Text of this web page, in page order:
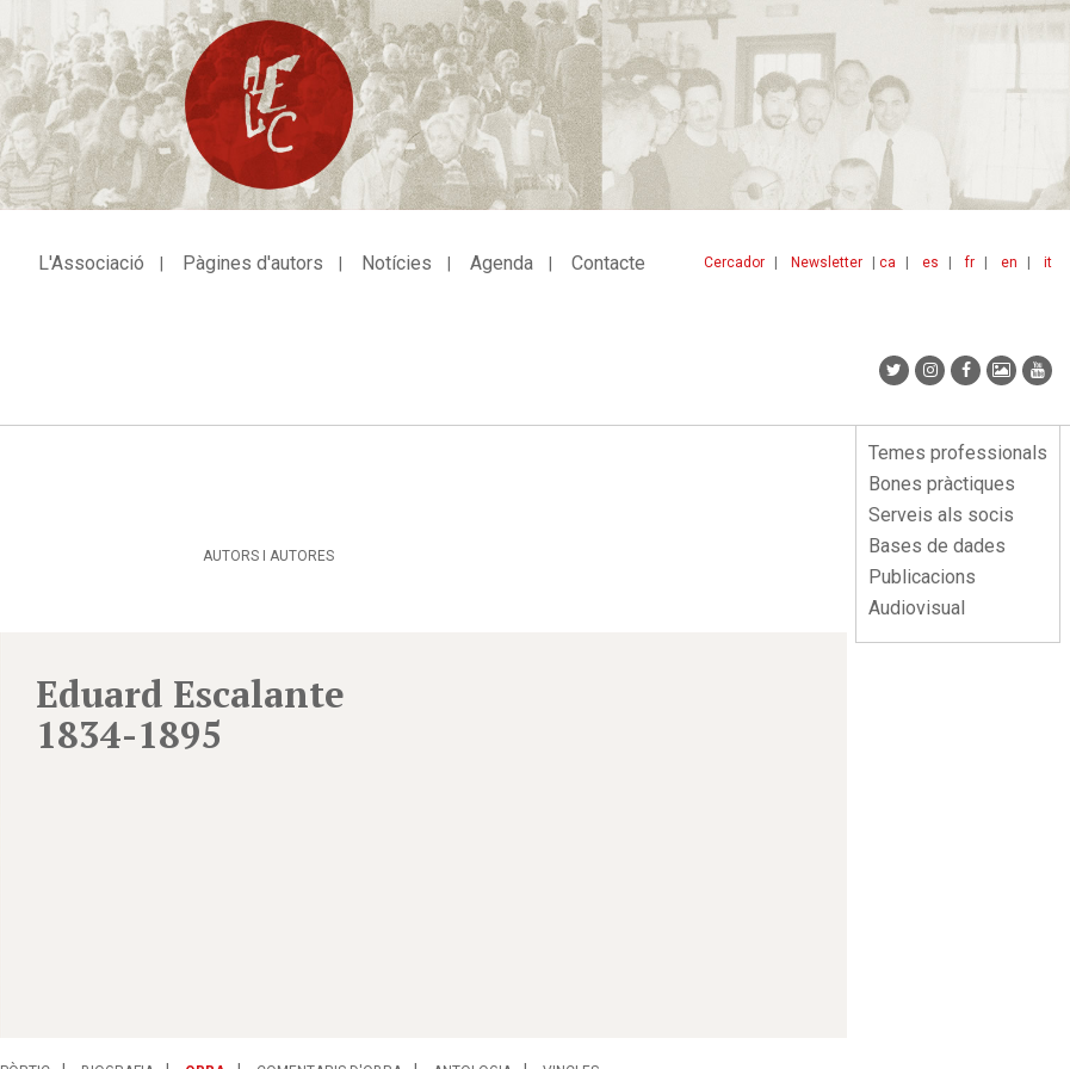
ca es fr en it
Cercador Newsletter
L'Associació Pàgines d'autors Notícies Agenda Contacte
Menu
lateral
Temes professionals
Bones pràctiques
Serveis als socis
Bases de dades
Publicacions
Audiovisual
AUTORS I AUTORES
Eduard Escalante
1834-1895